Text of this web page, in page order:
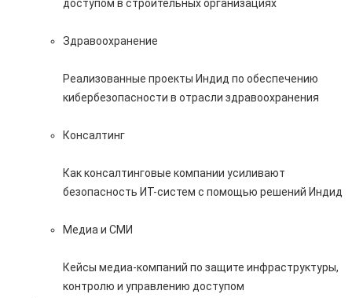
доступом в строительных организациях
Здравоохранение
Реализованные проекты Индид по обеспечению
кибербезопасности в отрасли здравоохранения
Консалтинг
Как консалтинговые компании усиливают
безопасность ИТ-систем с помощью решений Индид
Медиа и СМИ
Кейсы медиа-компаний по защите инфраструктуры,
контролю и управлению доступом